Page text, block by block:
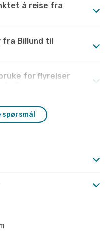
å reise fra
fra Billund til
for flyreiser
spørsmål